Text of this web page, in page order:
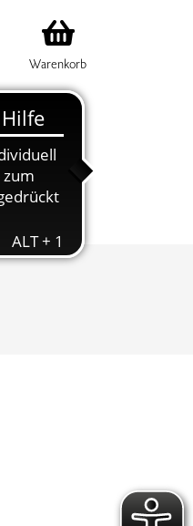
Warenkorb